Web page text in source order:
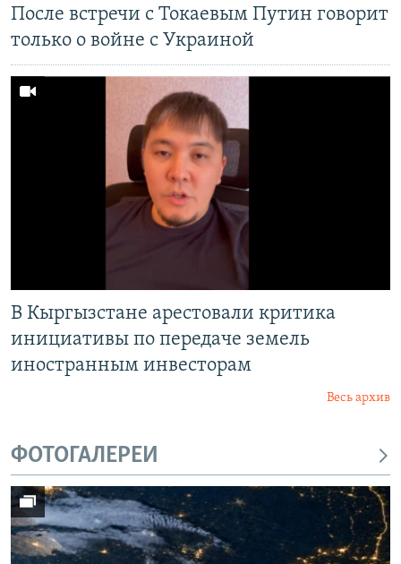
После встречи с Токаевым Путин говорит
только о войне с Украиной
В Кыргызстане арестовали критика
инициативы по передаче земель
иностранным инвесторам
Весь архив
ФОТОГАЛЕРЕИ